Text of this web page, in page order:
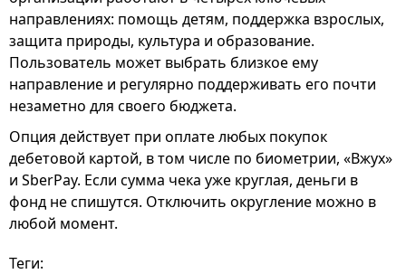
направлениях: помощь детям, поддержка взрослых,
защита природы, культура и образование.
Пользователь может выбрать близкое ему
направление и регулярно поддерживать его почти
незаметно для своего бюджета.
Опция действует при оплате любых покупок
дебетовой картой, в том числе по биометрии, «Вжух»
и SberPay. Если сумма чека уже круглая, деньги в
фонд не спишутся. Отключить округление можно в
любой момент.
Теги: